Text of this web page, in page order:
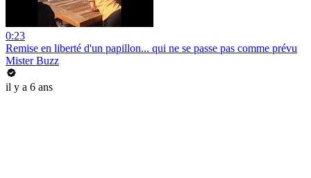
0:23
Remise en liberté d'un papillon... qui ne se passe pas comme prévu
Mister Buzz
il y a 6 ans